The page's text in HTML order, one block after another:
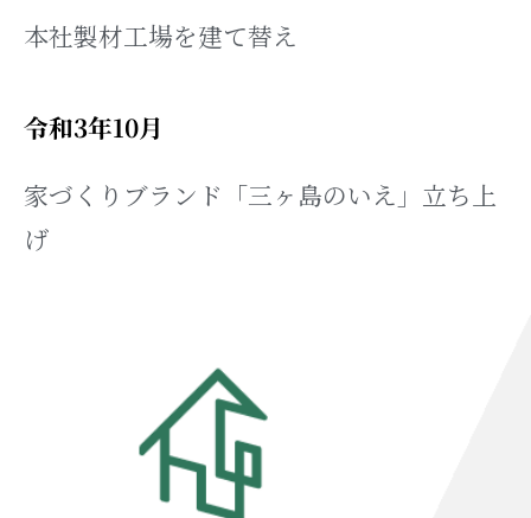
本社製材工場を建て替え
令和3年10月
家づくりブランド「三ヶ島のいえ」立ち上
げ